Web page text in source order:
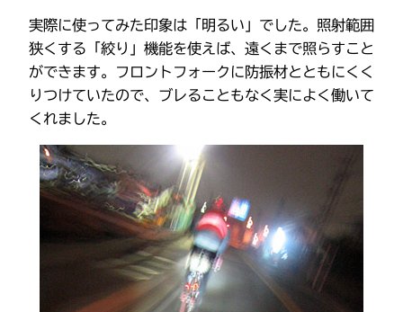
実際に使ってみた印象は「明るい」でした。照射範囲
狭くする「絞り」機能を使えば、遠くまで照らすこと
ができます。フロントフォークに防振材とともにくく
りつけていたので、ブレることもなく実によく働いて
くれました。